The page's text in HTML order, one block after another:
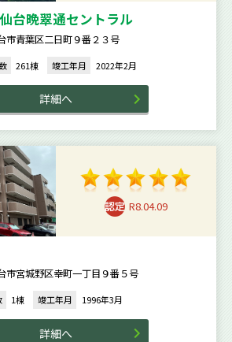
台晩翠通セントラル
市青葉区二日町９番２３号
261棟 竣工年月 2022年2月
詳細へ
R8.04.09
市宮城野区幸町一丁目９番５号
1棟 竣工年月 1996年3月
詳細へ